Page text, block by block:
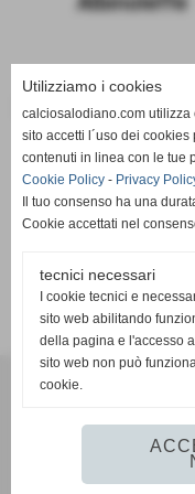
Le due
SCHEDA-
Utilizziamo i cookies
calciosalodiano.com
sito accetti l´uso dei
contenuti in linea con le tue
Cookie Policy - Privacy
Il tuo consenso ha una
Cookie accettati nel
tecnici necessari
I cookie tecnici e
sito web abilitando
della pagina e l'accesso
sito web non può
cookie.